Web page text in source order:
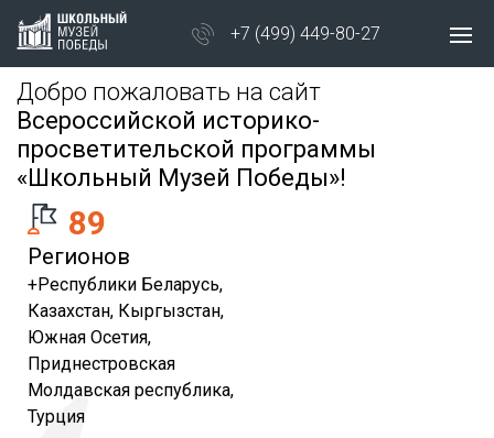
+7 (499) 449-80-27
Добро пожаловать на сайт
Всероссийской историко-
просветительской программы
«Школьный Музей Победы»!
89
Регионов
+Республики Беларусь,
Казахстан, Кыргызстан,
Южная Осетия,
Приднестровская
Молдавская республика,
Турция